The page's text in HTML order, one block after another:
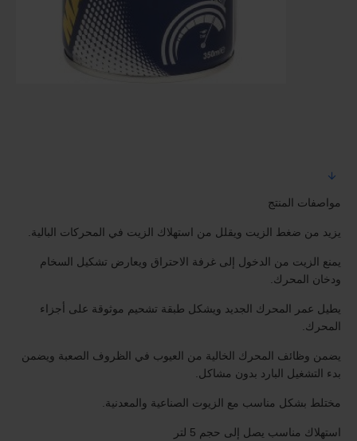
مواصفات المنتج
يزيد من ضغط الزيت ويقلل من استهلاك الزيت في المحركات البالية.
يمنع الزيت من الدخول إلى غرفة الاحتراق ويعارض تشكيل السخام
ودخان المحرك.
يطيل عمر المحرك الجديد ويشكل طبقة تشحيم موثوقة على أجزاء
المحرك.
يضمن وظائف المحرك الخالية من العيوب في الظروف الصعبة ويضمن
بدء التشغيل البارد بدون مشاكل.
مختلط بشكل مناسب مع الزيوت الصناعية والمعدنية.
استهلاك مناسب يصل إلى حجم 5 لتر